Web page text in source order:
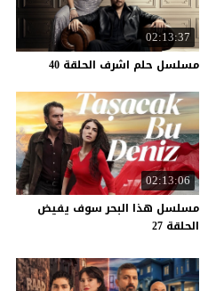
02:13:37
مسلسل حلم اشرف الحلقة 40
02:13:06
مسلسل هذا البحر سوف يفيض
الحلقة 27